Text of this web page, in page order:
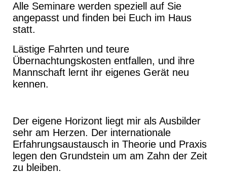
Alle Seminare werden speziell auf Sie
angepasst und finden bei Euch im Haus
statt.
Lästige Fahrten und teure
Übernachtungskosten entfallen, und ihre
Mannschaft lernt ihr eigenes Gerät neu
kennen.
Der eigene Horizont liegt mir als Ausbilder
sehr am Herzen. Der internationale
Erfahrungsaustausch in Theorie und Praxis
legen den Grundstein um am Zahn der Zeit
zu bleiben.